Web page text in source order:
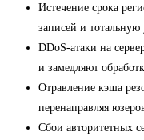
Истечение срока
записей и тотальную
DDoS-атаки на
и замедляют
Отравление кэша
перенаправляя
Сбои авторитетных